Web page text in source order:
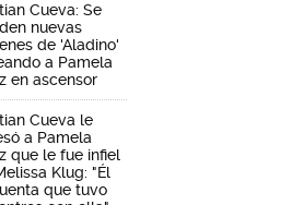
Cueva: Se
nuevas
de 'Aladino'
a Pamela
en ascensor
Cueva le
a Pamela
que le fue infiel
Klug: "Él
que tuvo